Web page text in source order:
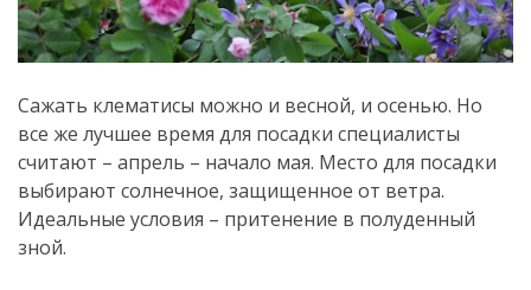
Сажать клематисы можно и весной, и осенью. Но
все же лучшее время для посадки специалисты
считают – апрель – начало мая. Место для посадки
выбирают солнечное, защищенное от ветра.
Идеальные условия – притенение в полуденный
зной.